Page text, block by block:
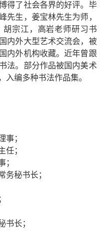
得了社会各界的好评。毕
先生，姜宝林先生为师，
胡宗江，高岩老师研习书
内外大型艺术交流会，被
内外机构收藏。近年曾跟
法。部分作品被国内美术
入编多种书法作品集。
事；
任；
；
务秘书长；
书长；